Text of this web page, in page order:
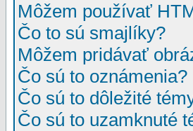
Môžem používať
Čo to sú smajlíky?
Môžem pridávať
Čo sú to oznámenia?
Čo sú to dôležité
Čo sú to uzamknuté